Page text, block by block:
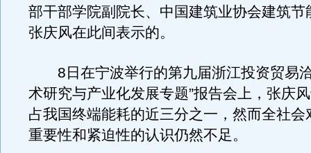
部干部学院副院长、中国建筑业协会建筑节
张庆风在此间表示的。
8日在宁波举行的第九届浙江投资贸易
术研究与产业化发展专题”报告会上，张庆
占我国终端能耗的近三分之一，然而全社会
重要性和紧迫性的认识仍然不足。